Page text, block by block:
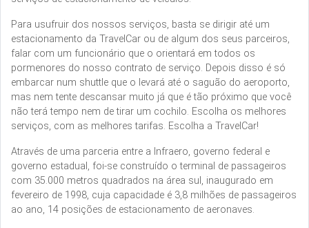
Para usufruir dos nossos serviços, basta se dirigir até um
estacionamento da TravelCar ou de algum dos seus parceiros,
falar com um funcionário que o orientará em todos os
pormenores do nosso contrato de serviço. Depois disso é só
embarcar num shuttle que o levará até o saguão do aeroporto,
mas nem tente descansar muito já que é tão próximo que você
não terá tempo nem de tirar um cochilo. Escolha os melhores
serviços, com as melhores tarifas. Escolha a TravelCar!
Através de uma parceria entre a Infraero, governo federal e
governo estadual, foi-se construído o terminal de passageiros
com 35.000 metros quadrados na área sul, inaugurado em
fevereiro de 1998, cuja capacidade é 3,8 milhões de passageiros
ao ano, 14 posições de estacionamento de aeronaves.